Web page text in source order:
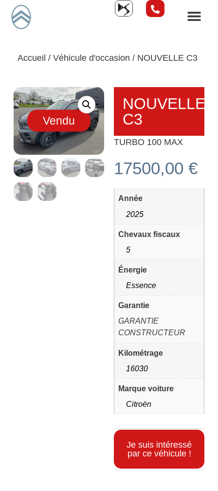
Accueil / Véhicule d'occasion / NOUVELLE C3
Vendu
NOUVELLE
C3
TURBO 100 MAX
17500,00 €
Année
2025
Chevaux fiscaux
5
Énergie
Essence
Garantie
GARANTIE
CONSTRUCTEUR
Kilométrage
16030
Marque voiture
Citroën
Je suis intéressé
par ce véhicule !